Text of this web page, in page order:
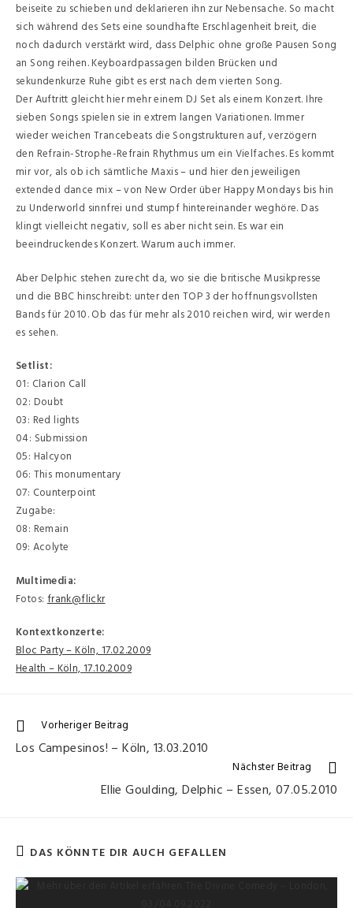
beiseite zu schieben und deklarieren ihn zur Nebensache. So macht
sich während des Sets eine soundhafte Erschlagenheit breit, die
noch dadurch verstärkt wird, dass Delphic ohne große Pausen Song
an Song reihen. Keyboardpassagen bilden Brücken und
sekundenkurze Ruhe gibt es erst nach dem vierten Song.
Der Auftritt gleicht hier mehr einem DJ Set als einem Konzert. Ihre
sieben Songs spielen sie in extrem langen Variationen. Immer
wieder weichen Trancebeats die Songstrukturen auf, verzögern
den Refrain-Strophe-Refrain Rhythmus um ein Vielfaches. Es kommt
mir vor, als ob ich sämtliche Maxis – und hier den jeweiligen
extended dance mix – von New Order über Happy Mondays bis hin
zu Underworld sinnfrei und stumpf hintereinander weghöre. Das
klingt vielleicht negativ, soll es aber nicht sein. Es war ein
beeindruckendes Konzert. Warum auch immer.
Aber Delphic stehen zurecht da, wo sie die britische Musikpresse
und die BBC hinschreibt: unter den TOP 3 der hoffnungsvollsten
Bands für 2010. Ob das für mehr als 2010 reichen wird, wir werden
es sehen.
Setlist:
01: Clarion Call
02: Doubt
03: Red lights
04: Submission
05: Halcyon
06: This monumentary
07: Counterpoint
Zugabe:
08: Remain
09: Acolyte
Multimedia:
Fotos:frank@flickr
Kontextkonzerte:
Bloc Party – Köln, 17.02.2009
Health – Köln, 17.10.2009
Vorheriger Beitrag
Los Campesinos! – Köln, 13.03.2010
Nächster Beitrag
Ellie Goulding, Delphic – Essen, 07.05.2010
DAS KÖNNTE DIR AUCH GEFALLEN